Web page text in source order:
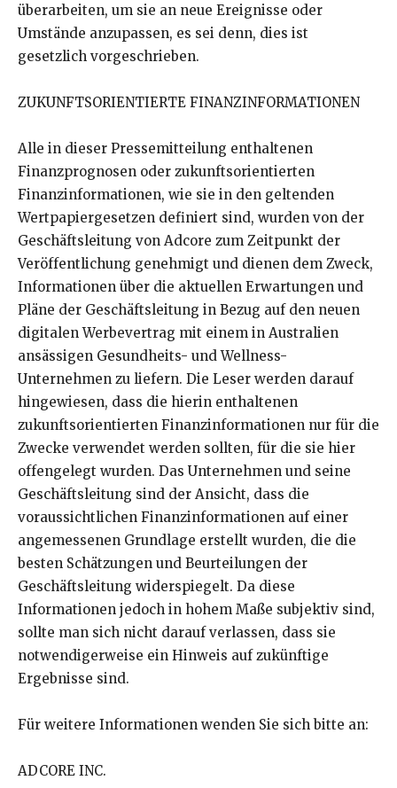
überarbeiten, um sie an neue Ereignisse oder
Umstände anzupassen, es sei denn, dies ist
gesetzlich vorgeschrieben.
ZUKUNFTSORIENTIERTE FINANZINFORMATIONEN
Alle in dieser Pressemitteilung enthaltenen
Finanzprognosen oder zukunftsorientierten
Finanzinformationen, wie sie in den geltenden
Wertpapiergesetzen definiert sind, wurden von der
Geschäftsleitung von Adcore zum Zeitpunkt der
Veröffentlichung genehmigt und dienen dem Zweck,
Informationen über die aktuellen Erwartungen und
Pläne der Geschäftsleitung in Bezug auf den neuen
digitalen Werbevertrag mit einem in Australien
ansässigen Gesundheits- und Wellness-
Unternehmen zu liefern. Die Leser werden darauf
hingewiesen, dass die hierin enthaltenen
zukunftsorientierten Finanzinformationen nur für die
Zwecke verwendet werden sollten, für die sie hier
offengelegt wurden. Das Unternehmen und seine
Geschäftsleitung sind der Ansicht, dass die
voraussichtlichen Finanzinformationen auf einer
angemessenen Grundlage erstellt wurden, die die
besten Schätzungen und Beurteilungen der
Geschäftsleitung widerspiegelt. Da diese
Informationen jedoch in hohem Maße subjektiv sind,
sollte man sich nicht darauf verlassen, dass sie
notwendigerweise ein Hinweis auf zukünftige
Ergebnisse sind.
Für weitere Informationen wenden Sie sich bitte an:
ADCORE INC.